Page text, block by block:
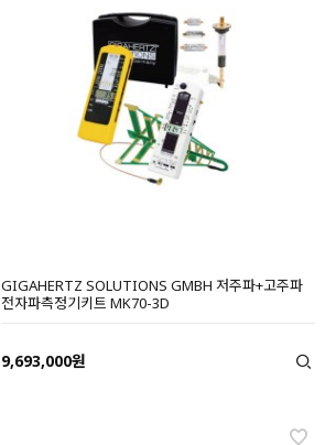
GIGAHERTZ SOLUTIONS GMBH 저주파+고주파
전자파측정기키트 MK70-3D
9,693,000원